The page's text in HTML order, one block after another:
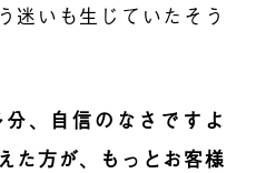
迷いも生じていたそう
分、自信のなさですよ
た方が、もっとお客様